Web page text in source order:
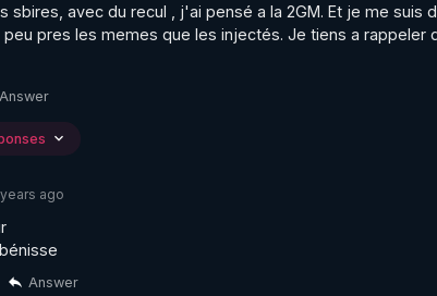
sbires, avec du recul , j'ai pensé a la 2GM. Et je me
pres les memes que les injectés. Je tiens a rappeler
Answer
ago
Answer